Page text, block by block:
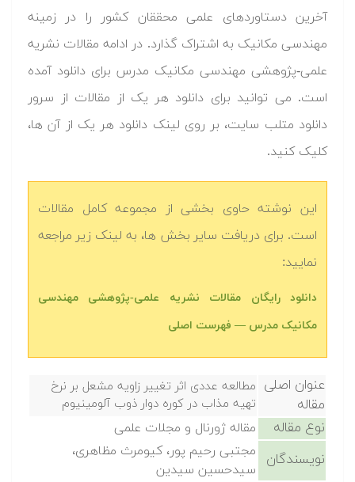
آخرین دستاوردهای علمی محققان کشور را در زمینه
مهندسی مکانیک به اشتراک گذارد. در ادامه مقالات نشریه
علمی-پژوهشی مهندسی مکانیک مدرس برای دانلود آمده
است. می توانید برای دانلود هر یک از مقالات از سرور
دانلود متلب سایت، بر روی لینک دانلود هر یک از آن ها،
کلیک کنید.
این نوشته حاوی بخشی از مجموعه کامل مقالات
است. برای دریافت سایر بخش ها، به لینک زیر مراجعه
نمایید:
دانلود رایگان مقالات نشریه علمی-پژوهشی مهندسی
مکانیک مدرس — فهرست اصلی
عنوان اصلی
مقاله
مطالعه عددی اثر تغییر زاویه مشعل بر نرخ
تهیه مذاب در کوره دوار ذوب آلومینیوم
نوع مقاله مقاله ژورنال و مجلات علمی
نویسندگان
مجتبی رحیم پور، کیومرث مظاهری،
سیدحسین سیدین